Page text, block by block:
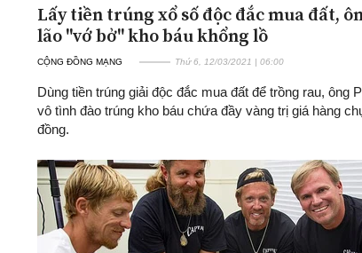
Lấy tiền trúng xổ số độc đắc mua đất,
lão "vớ bở" kho báu khổng lồ
CỘNG ĐỒNG MẠNG Thứ 6, 12/03/2021 | 06:00
Dùng tiền trúng giải độc đắc mua đất để trồng rau, ông
vô tình đào trúng kho báu chứa đầy vàng trị giá hàng
đồng.